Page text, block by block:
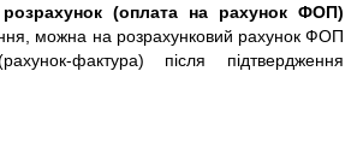
розрахунок (оплата на рахунок ФОП)
можна на розрахунковий рахунок ФОП
фактура) після підтвердження